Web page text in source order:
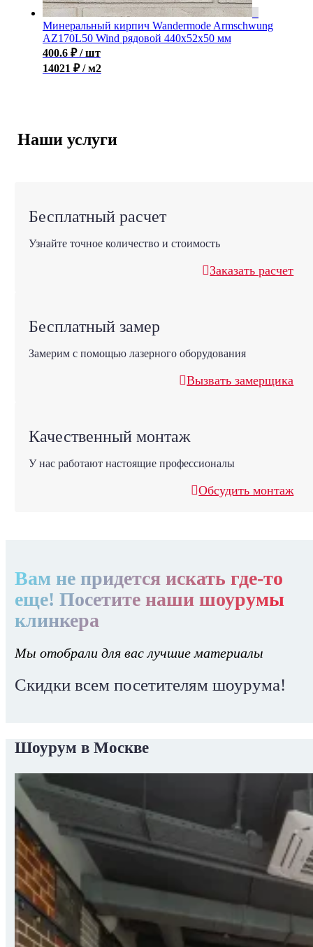
Минеральный кирпич Wandermode Armschwung
AZ170L50 Wind рядовой 440x52x50 мм
400.6 ₽ / шт
14021 ₽ / м2
Наши услуги
Бесплатный расчет
Узнайте точное количество и стоимость
Заказать расчет
Бесплатный замер
Замерим с помощью лазерного оборудования
Вызвать замерщика
Качественный монтаж
У нас работают настоящие профессионалы
Обсудить монтаж
Вам не придется искать где-то
еще! Посетите наши шоурумы
клинкера
Мы отобрали для вас лучшие материалы
Скидки всем посетителям шоурума!
Шоурум в Москве